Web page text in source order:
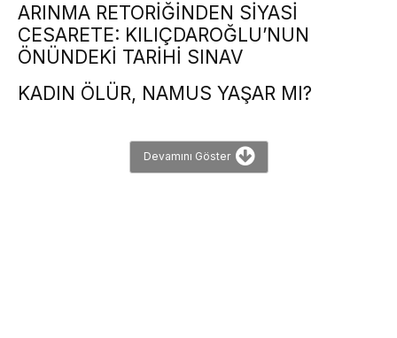
ARINMA RETORİĞİNDEN SİYASİ
CESARETE: KILIÇDAROĞLU’NUN
ÖNÜNDEKİ TARİHİ SINAV
KADIN ÖLÜR, NAMUS YAŞAR MI?
Devamını Göster